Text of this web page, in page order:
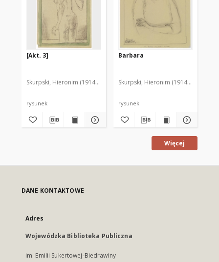
[Akt. 3]
Skurpski, Hieronim (1914-2006)
rysunek
Barbara
Skurpski, Hieronim (1914-2006)
rysunek
Więcej
DANE KONTAKTOWE
Adres
Wojewódzka Biblioteka Publiczna
im. Emilii Sukertowej-Biedrawiny